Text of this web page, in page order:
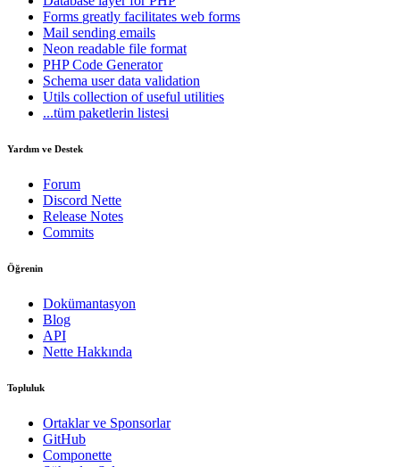
Forms greatly facilitates web forms
Mail sending emails
Neon readable file format
PHP Code Generator
Schema user data validation
Utils collection of useful utilities
...tüm paketlerin listesi
Yardım ve Destek
Forum
Discord Nette
Release Notes
Commits
Öğrenin
Dokümantasyon
Blog
API
Nette Hakkında
Topluluk
Ortaklar ve Sponsorlar
GitHub
Componette